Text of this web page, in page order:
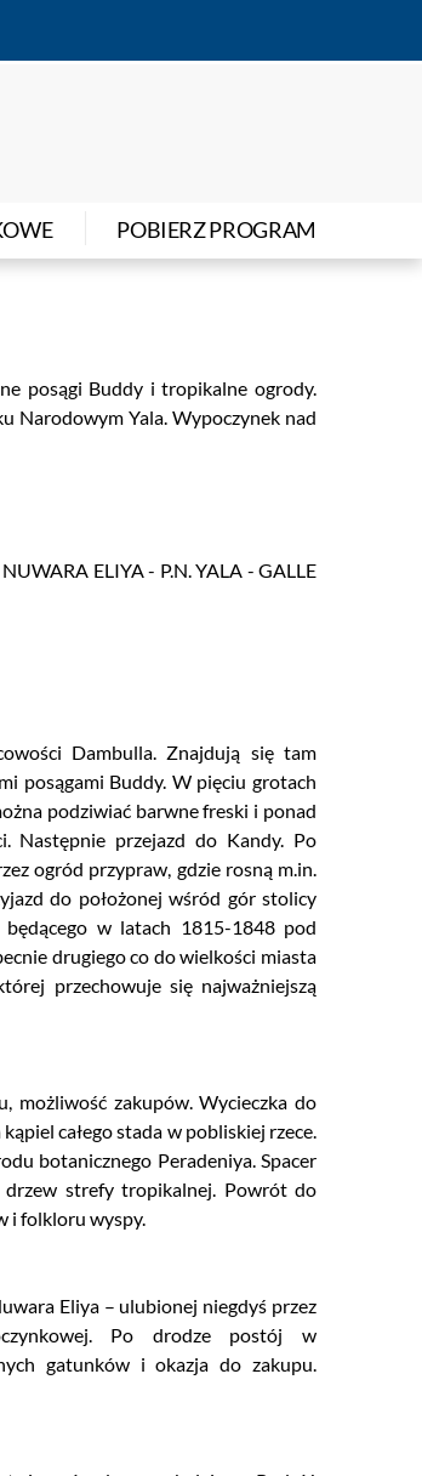
POBIERZ PROGRAM
posągi Buddy i tropikalne ogrody.
Narodowym Yala. Wypoczynek nad
ELIYA - P.N. YALA - GALLE
Dambulla. Znajdują się tam
posągami Buddy. W pięciu grotach
podziwiać barwne freski i ponad
Następnie przejazd do Kandy. Po
ogród przypraw, gdzie rosną m.in.
do położonej wśród gór stolicy
w latach 1815-1848 pod
drugiego co do wielkości miasta
przechowuje się najważniejszą
możliwość zakupów. Wycieczka do
całego stada w pobliskiej rzece.
botanicznego Peradeniya. Spacer
drzew strefy tropikalnej. Powrót do
i folkloru wyspy.
Eliya – ulubionej niegdyś przez
Po drodze postój w
gatunków i okazja do zakupu.